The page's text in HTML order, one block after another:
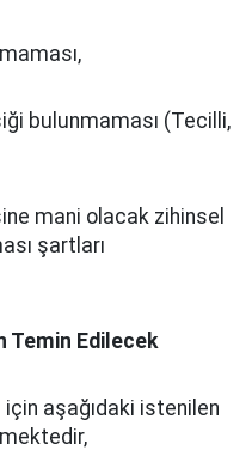
bulunmaması (Tecilli,
mani olacak zihinsel
şartları
Temin Edilecek
için aşağıdaki istenilen